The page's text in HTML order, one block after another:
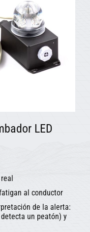
LED
al conductor
de la alerta:
un peatón) y